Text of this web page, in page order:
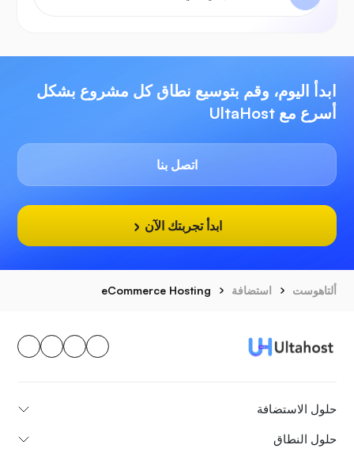
ابدأ اليوم، وقم بتوسيع نطاق كل مشروع بشكل
أسرع مع UltaHost
اتصل بنا
ابدأ تجربتك الآن
ألتاهوست استضافة eCommerce Hosting
حلول الاستضافة
حلول النطاق